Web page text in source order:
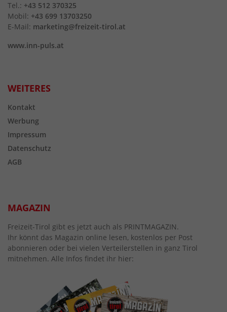
Tel.: +43 512 370325
Mobil: +43 699 13703250
E-Mail: marketing@freizeit-tirol.at
www.inn-puls.at
WEITERES
Kontakt
Werbung
Impressum
Datenschutz
AGB
MAGAZIN
Freizeit-Tirol gibt es jetzt auch als PRINTMAGAZIN.
Ihr könnt das Magazin online lesen, kostenlos per Post
abonnieren oder bei vielen Verteilerstellen in ganz Tirol
mitnehmen. Alle Infos findet ihr hier: